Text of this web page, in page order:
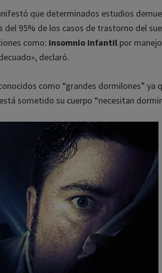
que determinados estudios
95% de los casos de trastorno del
como:insomnio infantilpor
declaró.
como “grandes dormilones” ya
sometido su cuerpo “necesitan dormir
¡Consigue un 10%
Únete y obtén tu descuento exclusivo